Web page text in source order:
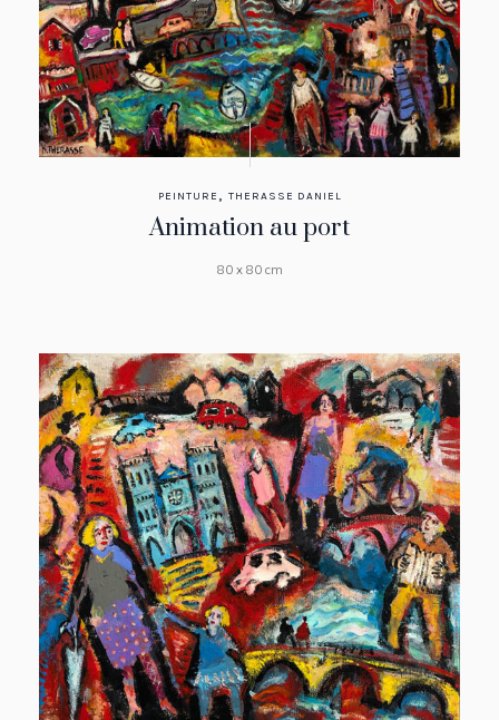
PEINTURE , THERASSE DANIEL
Animation au port
80 x 80 cm